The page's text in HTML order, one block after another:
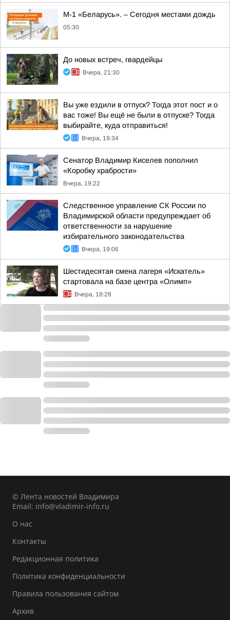
М-1 «Беларусь». – Сегодня местами дождь
05:30
До новых встреч, гвардейцы
Вчера, 21:30
Вы уже ездили в отпуск? Тогда этот пост и о
вас тоже! Вы ещё не были в отпуске? Тогда
выбирайте, куда отправиться!
Вчера, 19:34
Сенатор Владимир Киселев пополнил
«Коробку храбрости»
Вчера, 19:22
Следственное управление СК России по
Владимирской области предупреждает об
ответственности за нарушение
избирательного законодательства
Вчера, 19:06
Шестидесятая смена лагеря «Искатель»
стартовала на базе центра «Олимп»
Вчера, 18:28
© Лента новостей Владимира
Email: info@vladimir-info.ru
О нас
Контакты
Редакционная политика
Политика конфиденциальности
Правила пользования сайтом
Архив